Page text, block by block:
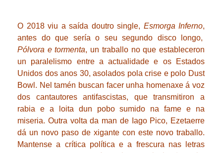
O 2018 viu a saída doutro single, Esmorga Inferno,
antes do que sería o seu segundo disco longo,
Pólvora e tormenta, un traballo no que estableceron
un paralelismo entre a actualidade e os Estados
Unidos dos anos 30, asolados pola crise e polo Dust
Bowl. Nel tamén buscan facer unha homenaxe á voz
dos cantautores antifascistas, que transmitiron a
rabia e a loita dun pobo sumido na fame e na
miseria. Outra volta da man de Iago Pico, Ezetaerre
dá un novo paso de xigante con este novo traballo.
Mantense a crítica política e a frescura nas letras